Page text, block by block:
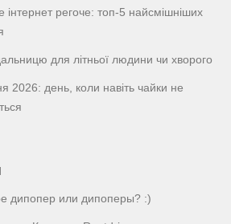
інтернет регоче: топ-5 найсмішніших
для літньої людини чи хворого
2026: день, коли навіть чайки не
дипопер или дипоперы? :)